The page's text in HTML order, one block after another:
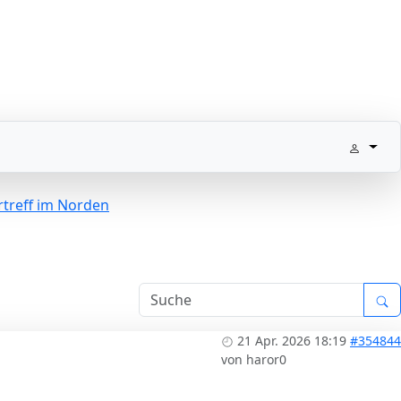
im Norden
21 Apr. 2026 18:19 #354844
von haror0